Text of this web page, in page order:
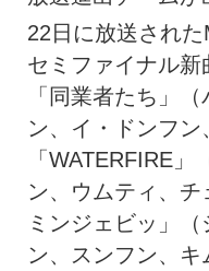
22日に放送された
セミファイナル
「同業者たち」
ン、イ・ドンフン
「WATERFIRE
ン、ウムティ、
ミンジェビッ」
ン、スンフン、